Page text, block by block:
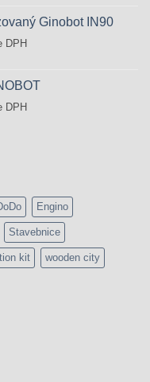
Ginobot IN90
DPH
DPH
Engino
Stavebnice
kit wooden city